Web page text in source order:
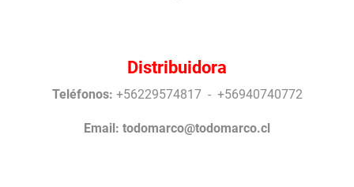
Distribuidora
Teléfonos: +56229574817 - +56940740772
Email: todomarco@todomarco.cl